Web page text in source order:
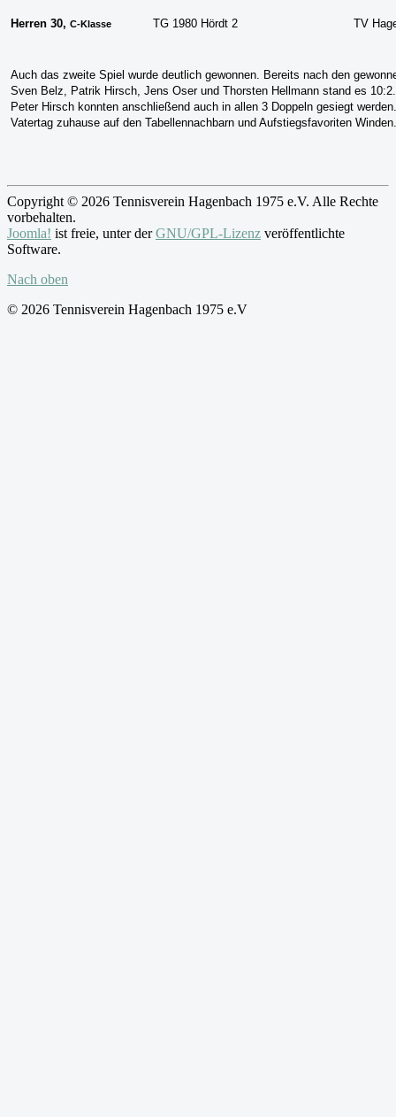
Herren 30, C-Klasse TG 1980 Hördt 2 TV
Auch das zweite Spiel wurde deutlich gewonnen. Bereits nach den
Sven Belz, Patrik Hirsch, Jens Oser und Thorsten Hellmann stand es
Peter Hirsch konnten anschließend auch in allen 3 Doppeln gesiegt
Vatertag zuhause auf den Tabellennachbarn und Aufstiegsfavoriten Winden.
Copyright © 2026 Tennisverein Hagenbach 1975 e.V. Alle Rechte
vorbehalten.
Joomla! ist freie, unter derGNU/GPL-Lizenz veröffentlichte
Software.
Nach oben
© 2026 Tennisverein Hagenbach 1975 e.V